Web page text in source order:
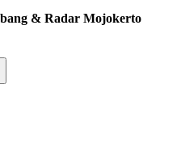
& Radar Mojokerto